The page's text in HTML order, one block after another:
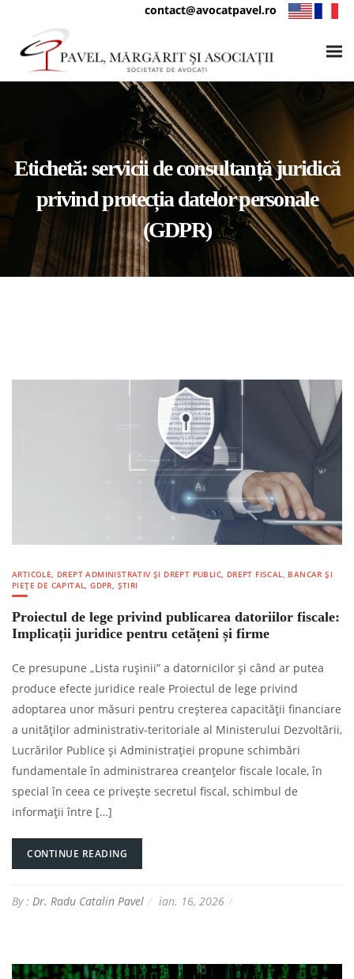
contact@avocatpavel.ro
Etichetă:servicii de consultanță juridică
privind protecția datelor personale
(GDPR)
ARTICOLE, DREPT ADMINISTRATIV ȘI DREPT PUBLIC, DREPT FISCAL, BANCAR ȘI
PIEȚE DE CAPITAL,GDPR, ȘTIRI
Proiectul de lege privind publicarea datoriilor fiscale:
Implicații juridice pentru cetățeni și firme
Ce presupune „Lista rușinii” a datornicilor și când ar putea
produce efecte juridice reale Proiectul de lege privind
adoptarea unor măsuri pentru creșterea capacității financiare
a unităților administrativ-teritoriale al Ministerului Dezvoltării,
Lucrărilor Publice și Administrației propune schimbări
fundamentale în administrarea creanțelor fiscale locale, în
special în ceea ce privește secretul fiscal, schimbul de
informații între […]
CONTINUE READING
By : Dr. Radu Catalin Pavel ian. 16, 2026